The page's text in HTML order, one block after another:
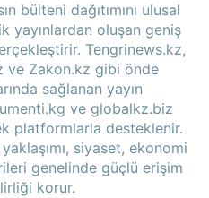
bülteni dağıtımını ulusal
yayınlardan oluşan geniş
Tengrinews.kz,
ve Zakon.kz gibi önde
sağlanan yayın
ve globalkz.biz
platformlarla desteklenir.
siyaset, ekonomi
genelinde güçlü erişim
korur.